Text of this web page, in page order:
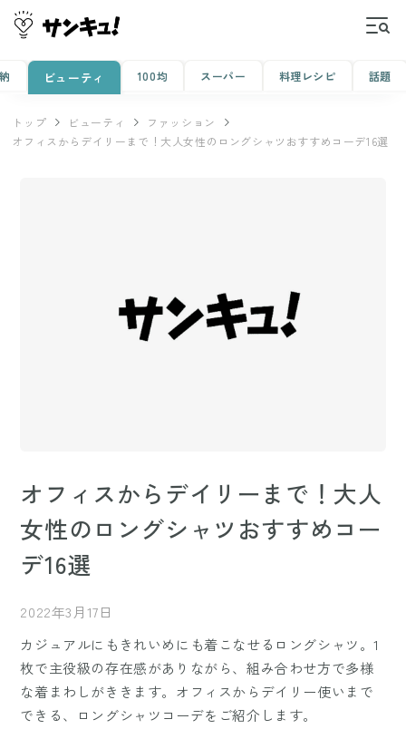
ビューティ 100均 スーパー 料理レシピ 話題
トップ ビューティ
ファッション
オフィスからデイリーまで！大人女性のロングシャツおすすめコーデ16選
オフィスからデイリーまで！大人
女性のロングシャツおすすめコー
デ16選
2022年3月17日
カジュアルにもきれいめにも着こなせるロングシャツ。1
枚で主役級の存在感がありながら、組み合わせ方で多様
な着まわしがききます。オフィスからデイリー使いまで
できる、ロングシャツコーデをご紹介します。